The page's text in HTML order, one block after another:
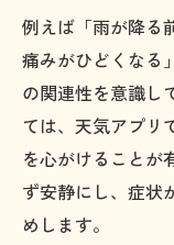
例えば「雨が降る
痛みがひどくなる
の関連性を意識し
ては、天気アプリ
を心がけることが
ず安静にし、症状
めします。